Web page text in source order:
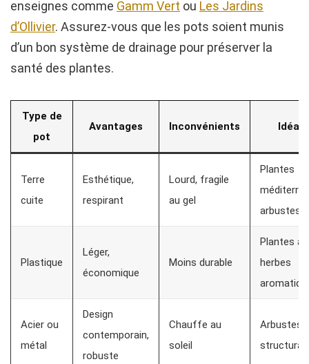
enseignes comme Gamm Vert ou Les Jardins
d’Ollivier. Assurez-vous que les pots soient munis
d’un bon système de drainage pour préserver la
santé des plantes.
Type de
pot
Avantages Inconvénients Idéal
Terre
cuite
Esthétique,
respirant
Lourd, fragile
au gel
Plantes
arbustes
Plastique
Léger,
économique
Moins durable
Plantes
herbes
Acier ou
métal
Design
contemporain,
robuste
Chauffe au
soleil
Arbustes,